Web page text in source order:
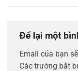
Để lại một
Email của bạn
Các trường bắt